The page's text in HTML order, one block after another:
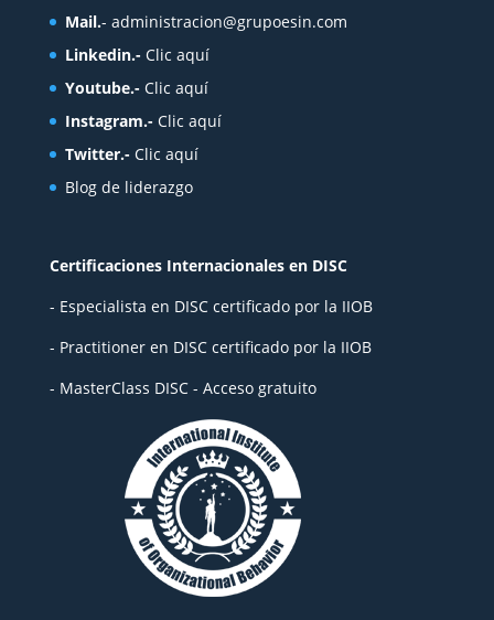
Mail.- administracion@grupoesin.com
Linkedin.- Clic aquí
Youtube.- Clic aquí
Instagram.- Clic aquí
Twitter.- Clic aquí
Blog de liderazgo
Certificaciones Internacionales en DISC
- Especialista en DISC certificado por la IIOB
- Practitioner en DISC certificado por la IIOB
- MasterClass DISC - Acceso gratuito